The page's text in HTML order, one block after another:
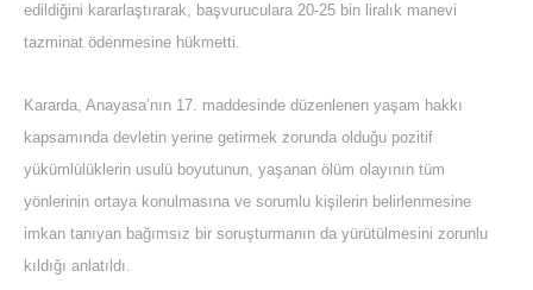
edildiğini kararlaştırarak, başvuruculara 20-25 bin liralık manevi
tazminat ödenmesine hükmetti.
Kararda, Anayasa’nın 17. maddesinde düzenlenen yaşam hakkı
kapsamında devletin yerine getirmek zorunda olduğu pozitif
yükümlülüklerin usulü boyutunun, yaşanan ölüm olayının tüm
yönlerinin ortaya konulmasına ve sorumlu kişilerin belirlenmesine
imkan tanıyan bağımsız bir soruşturmanın da yürütülmesini zorunlu
kıldığı anlatıldı.